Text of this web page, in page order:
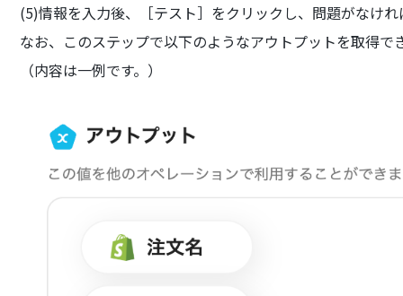
(5)情報を入力後、［テスト］をクリックし、問題がなけ
なお、このステップで以下のようなアウトプットを取得で
（内容は一例です。）